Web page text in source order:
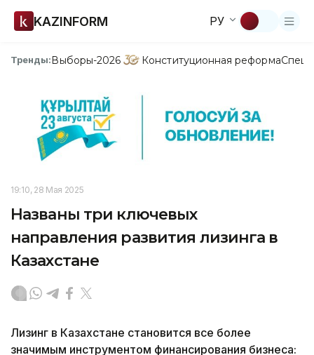
KAZINFORM РУ
Тренды:Выборы-2026 Конституционная реформа
19:10, 28 Мая 2025
Названы три ключевых
направления развития лизинга в
Казахстане
Лизинг в Казахстане становится все более
значимым инструментом финансирования бизнеса: